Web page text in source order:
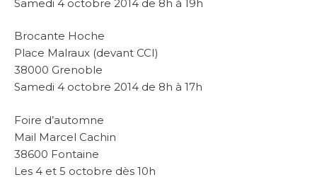
Samedi 4 octobre 2014 de 8h à 19h
Brocante Hoche
Place Malraux (devant CCI)
38000 Grenoble
Samedi 4 octobre 2014 de 8h à 17h
Foire d’automne
Mail Marcel Cachin
38600 Fontaine
Les 4 et 5 octobre dès 10h